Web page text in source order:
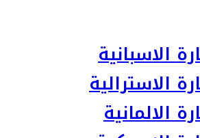
الاسبانية
الاسترالية
الالمانية